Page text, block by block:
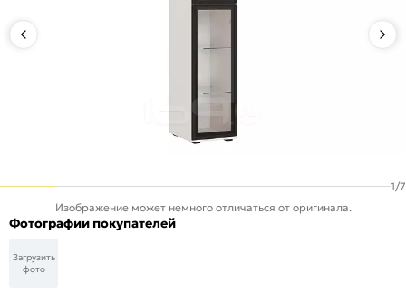
1/7
Изображение может немного отличаться от оригинала.
Фотографии покупателей
Загрузить
фото